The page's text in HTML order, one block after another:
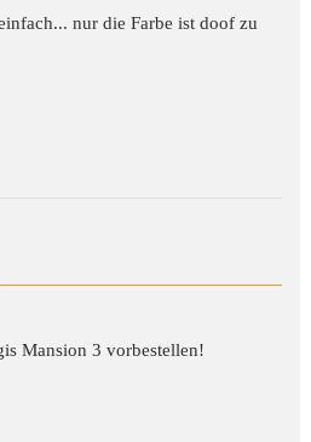
nur die Farbe ist doof zu